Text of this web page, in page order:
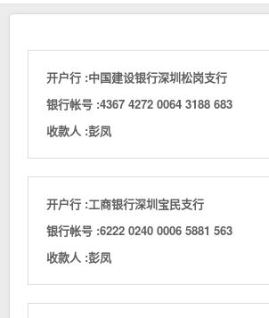
企业建站
移动营销
客户案例
新闻资讯
开户行 :中国建设银行深圳松岗支行
银行帐号 :4367 4272 0064 3188 683
收款人 :彭凤
开户行 :工商银行深圳宝民支行
银行帐号 :6222 0240 0006 5881 563
收款人 :彭凤